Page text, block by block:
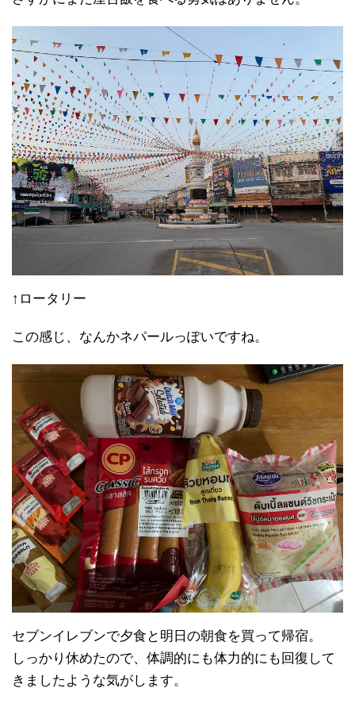
18時30分、夕食を買いに外出。
宿の隣にある公園でタイ人が漫才の練習をしていまし
た（たぶん）
おいらには真ん中にサンパチマイクが見えたんよ。
屋台が開き始めていました。
さすがにまだ屋台飯を食べる勇気はありません。